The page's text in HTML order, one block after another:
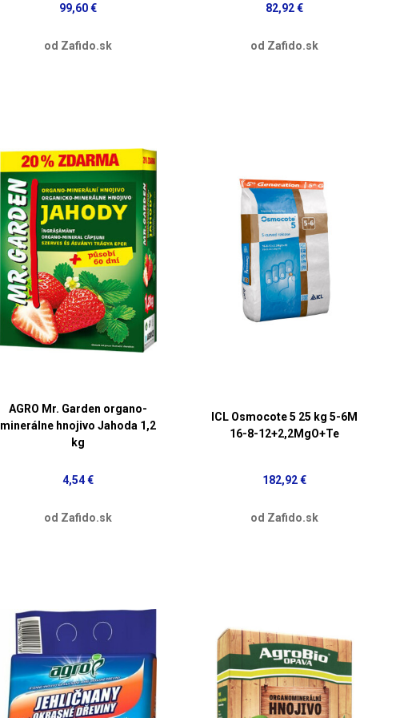
99,60 €
od Zafido.sk
82,92 €
od Zafido.sk
AGRO Mr. Garden organo-
minerálne hnojivo Jahoda 1,2
kg
4,54 €
od Zafido.sk
ICL Osmocote 5 25 kg 5-6M
16-8-12+2,2MgO+Te
182,92 €
od Zafido.sk